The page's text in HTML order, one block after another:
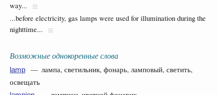
way...
...before electricity, gas lamps were used for illumination during the
nighttime...
Возможные однокоренные слова
lamp
— лампа, светильник, фонарь, ламповый, светить,
освещать